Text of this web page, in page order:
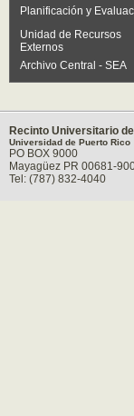
Planificación y
Unidad de Recursos
Externos
Archivo Central - SEA
Recinto Universitario
Universidad de Puerto Rico
PO BOX 9000
Mayagüez PR 00681-
Tel: (787) 832-4040